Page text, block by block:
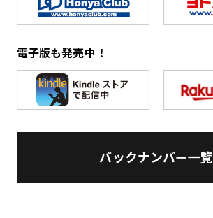
電子版も発売中！
バックナンバー一覧